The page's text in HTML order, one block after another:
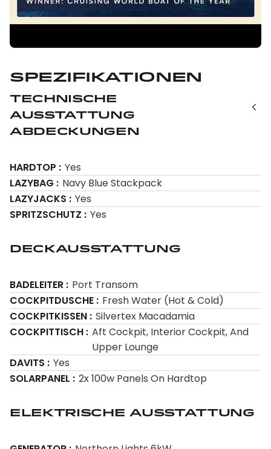
Spezifikationen
Technische
Ausstattung
Abdeckungen
HARDTOP
Yes
LAZYBAG
Navy Blue Stackpack
LAZYJACKS
Yes
SPRITZSCHUTZ
Yes
Deckausstattung
BADELEITER
Port Transom
COCKPITDUSCHE
Fresh Water (Hot & Cold)
COCKPITKISSEN
Silvertex Macadamia
COCKPITTISCH
Aft Cockpit, Interior Cockpit, And
Upper Lounge
DAVITS
Yes
SOLARPANEL
2x 100w Panels On Hardtop
Elektrische Ausstattung